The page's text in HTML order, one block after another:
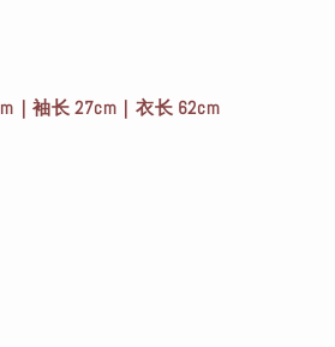
｜袖长 27cm｜衣长 62cm